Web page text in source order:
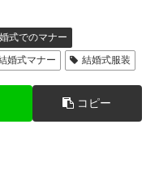
式でのマナー
婚式マナー 結婚式服装
コピー